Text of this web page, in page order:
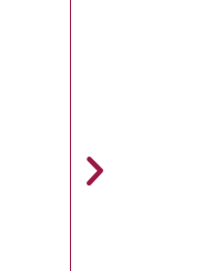
classes de